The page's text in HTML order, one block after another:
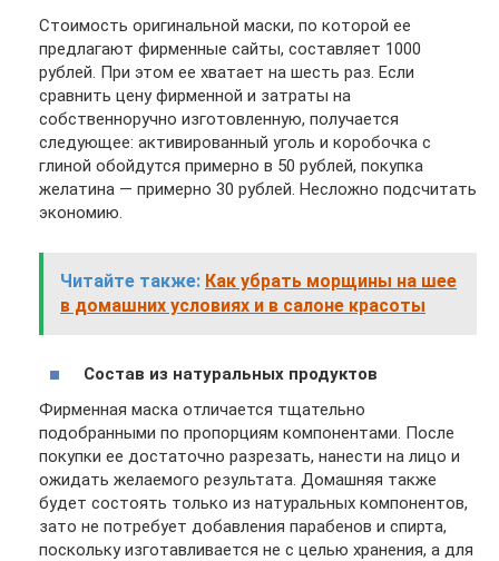
Стоимость оригинальной маски, по которой ее
предлагают фирменные сайты, составляет 1000
рублей. При этом ее хватает на шесть раз. Если
сравнить цену фирменной и затраты на
собственноручно изготовленную, получается
следующее: активированный уголь и коробочка с
глиной обойдутся примерно в 50 рублей, покупка
желатина — примерно 30 рублей. Несложно подсчитать
экономию.
Читайте также: Как убрать морщины на шее
в домашних условиях и в салоне красоты
Состав из натуральных продуктов
Фирменная маска отличается тщательно
подобранными по пропорциям компонентами. После
покупки ее достаточно разрезать, нанести на лицо и
ожидать желаемого результата. Домашняя также
будет состоять только из натуральных компонентов,
зато не потребует добавления парабенов и спирта,
поскольку изготавливается не с целью хранения, а для